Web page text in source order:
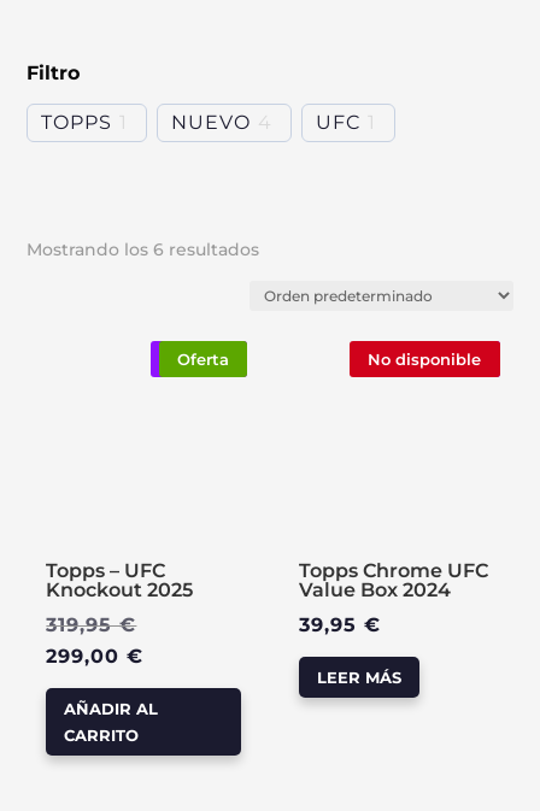
Filtro
TOPPS 1 NUEVO 4 UFC 1
Mostrando los 6 resultados
Topps – UFC
Knockout 2025
319,95€El
precio
original
era:
299,00€
precio
actual
AÑADIR AL
CARRITO
Nuevo
Oferta
Topps Chrome UFC
Value Box 2024
39,95€
LEER MÁS
Nuevo
No disponible